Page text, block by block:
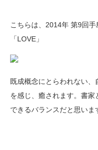
こちらは、2014年 第9回
「LOVE」
既成概念にとらわれない、
を感じ、癒されます。書
できるバランスだと思いま